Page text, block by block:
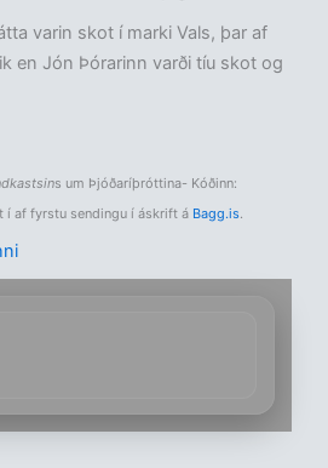
varin skot í marki Vals, þar af
en Jón Þórarinn varði tíu skot og
s um Þjóðaríþróttina- Kóðinn:
í af fyrstu sendingu í áskrift á Bagg.is